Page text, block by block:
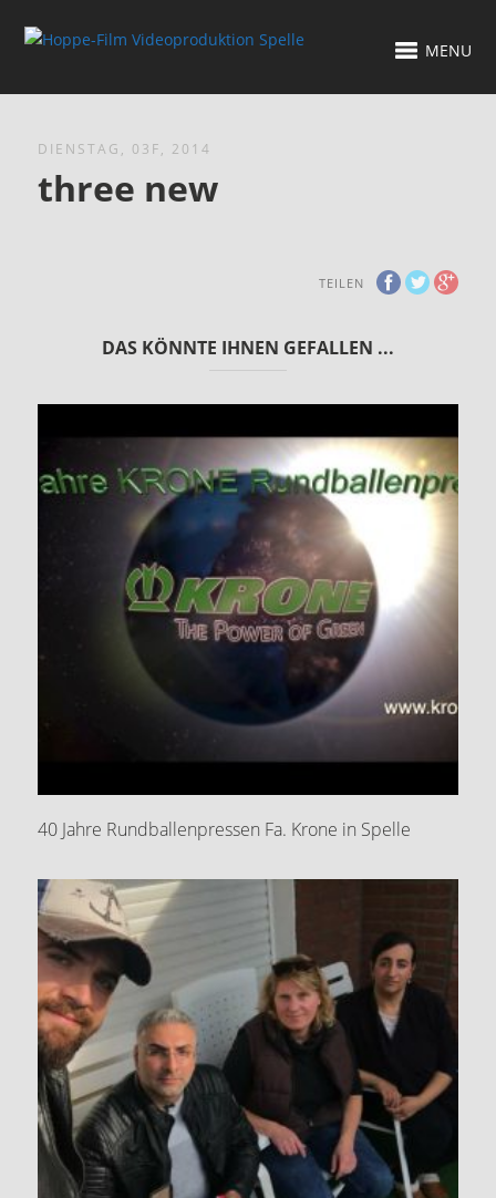
MENU
DIENSTAG, 03F, 2014
three new
TEILEN
DAS KÖNNTE IHNEN GEFALLEN ...
40 Jahre Rundballenpressen Fa. Krone in Spelle